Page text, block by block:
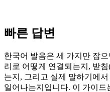
빠른 답변
한국어 발음은 세 가지만 잡
리로 어떻게 연결되는지, 받
는지, 그리고 실제 말하기에
일어나는지입니다. 이 가이